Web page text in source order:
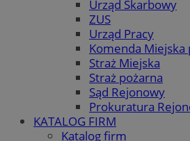
Urząd Skarbowy
ZUS
Urząd Pracy
Komenda Miejska
Straż Miejska
Straż pożarna
Sąd Rejonowy
Prokuratura
KATALOG FIRM
Katalog firm